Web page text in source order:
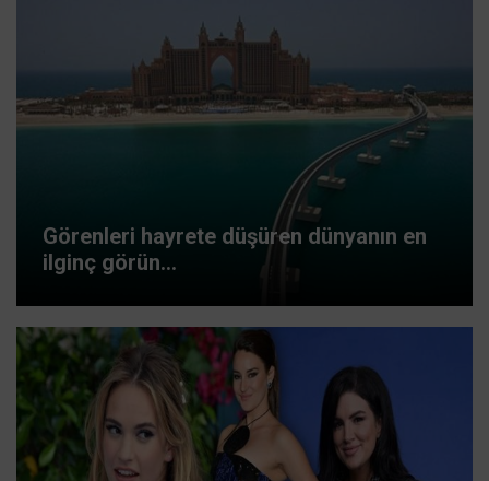
Görenleri hayrete düşüren dünyanın en
ilginç görün...